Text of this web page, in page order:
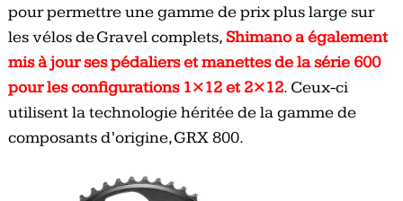
pour permettre une gamme de prix plus large sur
les vélos de Gravel complets,Shimano a également
mis à jour ses pédaliers et manettes de la série 600
pour les configurations 1×12 et 2×12. Ceux-ci
utilisent la technologie héritée de la gamme de
composants d’origine, GRX 800.